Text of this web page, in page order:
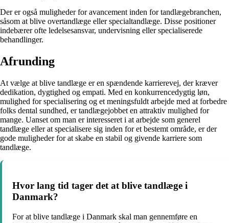
Der er også muligheder for avancement inden for tandlægebranchen,
såsom at blive overtandlæge eller specialtandlæge. Disse positioner
indebærer ofte ledelsesansvar, undervisning eller specialiserede
behandlinger.
Afrunding
At vælge at blive tandlæge er en spændende karrierevej, der kræver
dedikation, dygtighed og empati. Med en konkurrencedygtig løn,
mulighed for specialisering og et meningsfuldt arbejde med at forbedre
folks dental sundhed, er tandlægejobbet en attraktiv mulighed for
mange. Uanset om man er interesseret i at arbejde som generel
tandlæge eller at specialisere sig inden for et bestemt område, er der
gode muligheder for at skabe en stabil og givende karriere som
tandlæge.
Hvor lang tid tager det at blive tandlæge i
Danmark?
For at blive tandlæge i Danmark skal man gennemføre en